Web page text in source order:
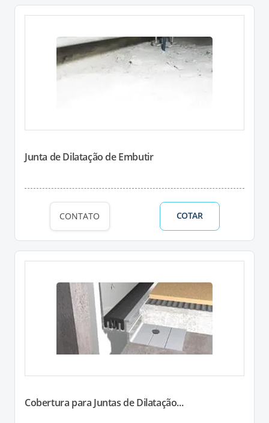
Junta de Dilatação de Embutir
CONTATO COTAR
Cobertura para Juntas de Dilatação...